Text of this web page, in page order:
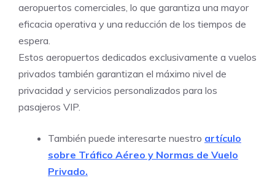
aeropuertos comerciales, lo que garantiza una mayor
eficacia operativa y una reducción de los tiempos de
espera.
Estos aeropuertos dedicados exclusivamente a vuelos
privados también garantizan el máximo nivel de
privacidad y servicios personalizados para los
pasajeros VIP.
También puede interesarte nuestro artículo
sobre Tráfico Aéreo y Normas de Vuelo
Privado.